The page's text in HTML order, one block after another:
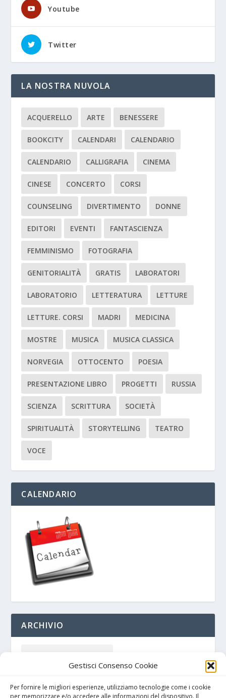
Gestisci Consenso Cookie
Per fornire le migliori esperienze, utilizziamo tecnologie come i cookie
Youtube
Twitter
LA NOSTRA NUVOLA
ACQUERELLO ARTE BENESSERE
BOOKCITY CALENDARI CALENDARIO
CALENDARIO CALLIGRAFIA CINEMA
CINESE CONCERTO CORSI
COUNSELING DIVERTIMENTO DONNE
EDITORI EVENTI FANTASCIENZA
FEMMINISMO FOTOGRAFIA
GENITORIALITÀ GRATIS LABORATORI
LABORATORIO LETTERATURA LETTURE
LETTURE. CORSI MADRI MEDICINA
MOSTRE MUSICA MUSICA CLASSICA
NORVEGIA OTTOCENTO POESIA
PRESENTAZIONE LIBRO PROGETTI RUSSIA
SCIENZA SCRITTURA SOCIETÀ
SPIRITUALITÀ STORYTELLING TEATRO
VOCE
CALENDARIO
ARCHIVIO